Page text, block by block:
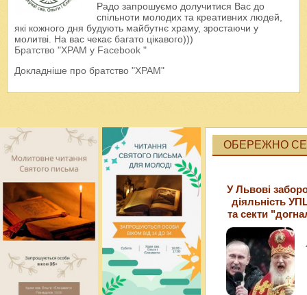
Радо запрошуємо долучитися Вас до
спільноти молодих та креативних людей,
які кожного дня будують майбутнє храму, зростаючи у
молитві. На вас чекає багато цікавого)))
Братство "ХРАМ у Facebook "
Докладніше про братство "ХРАМ"
ОБЕРЕЖНО
У Львові
діяльність
та секти